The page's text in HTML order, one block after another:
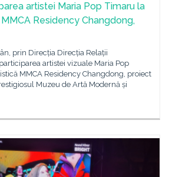
artistei Maria Pop Timaru la
Residency Changdong,
prin Direcția Direcția Relații
artistei vizuale Maria Pop
MMCA Residency Changdong, proiect
Muzeu de Artă Modernă și